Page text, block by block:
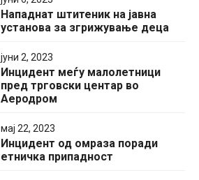
Нападнат штитеник на јавна
установа за згрижување деца
јуни 2, 2023
Инцидент меѓу малолетници
пред трговски центар во
Аеродром
мај 22, 2023
Инцидент од омраза поради
етничка припадност